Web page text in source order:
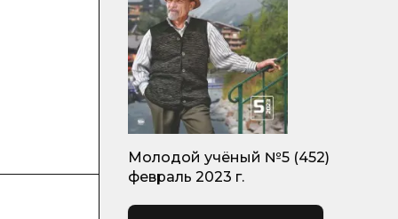
Молодой учёный №5 (452)
февраль 2023 г.